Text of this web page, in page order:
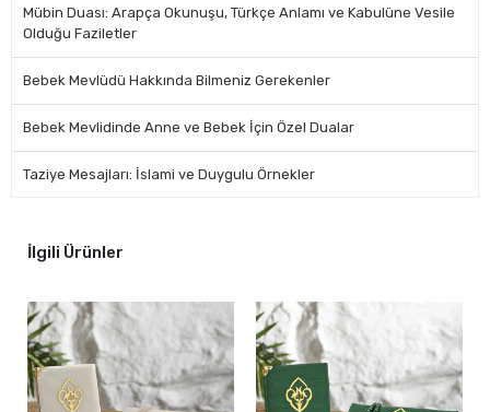
Mübin Duası: Arapça Okunuşu, Türkçe Anlamı ve Kabulüne Vesile
Olduğu Faziletler
Bebek Mevlüdü Hakkında Bilmeniz Gerekenler
Bebek Mevlidinde Anne ve Bebek İçin Özel Dualar
Taziye Mesajları: İslami ve Duygulu Örnekler
İlgili Ürünler